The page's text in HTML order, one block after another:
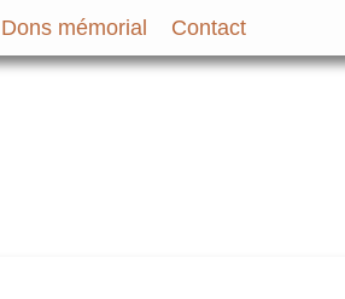
Dons mémorial Contact